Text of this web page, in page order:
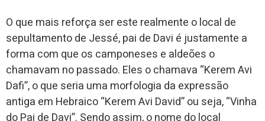
O que mais reforça ser este realmente o local de
sepultamento de Jessé, pai de Davi é justamente a
forma com que os camponeses e aldeões o
chamavam no passado. Eles o chamava “Kerem Avi
Dafi”, o que seria uma morfologia da expressão
antiga em Hebraico “Kerem Avi David” ou seja, “Vinha